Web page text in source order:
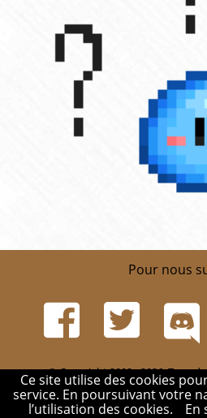
Pour nous
© Copyright 2002 - 2026. Tous
d'informations, rendez-
Mentions légales-Contact-
Ce site utilise des cookies
service. En poursuivant votre
l’utilisation des cookies.
En